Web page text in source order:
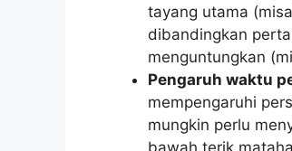
tayang utama
dibandingkan
menguntungkan
Pengaruh waktu
mempengaruhi
mungkin perlu
bawah terik